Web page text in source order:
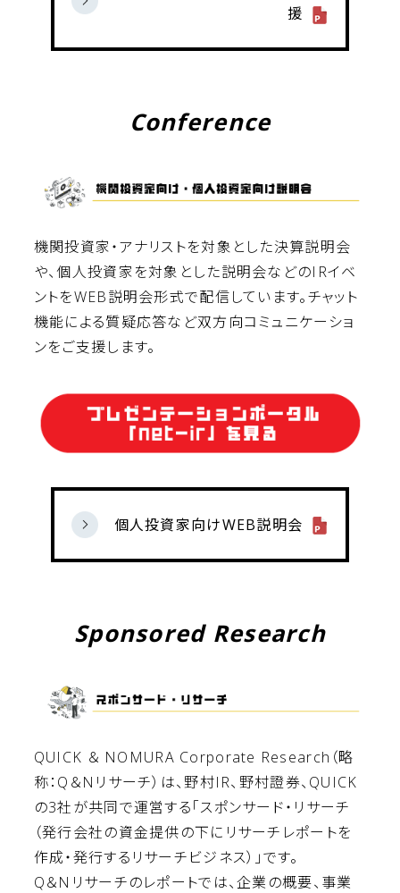
援
Conference
機関投資家・アナリストを対象とした決算説明会
や、個人投資家を対象とした説明会などのIRイベ
ントをWEB説明会形式で配信しています。チャット
機能による質疑応答など双方向コミュニケーショ
ンをご支援します。
個人投資家向けWEB説明会
Sponsored Research
QUICK ＆ NOMURA Corporate Research（略
称：Q＆Nリサーチ）は、野村IR、野村證券、QUICK
の3社が共同で運営する「スポンサード・リサーチ
（発行会社の資金提供の下にリサーチレポートを
作成・発行するリサーチビジネス）」です。
Q＆Nリサーチのレポートでは、企業の概要、事業